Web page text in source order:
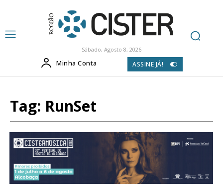
Sábado, Agosto 8, 2026
Minha Conta ASSINE JÁ!
Tag: RunSet